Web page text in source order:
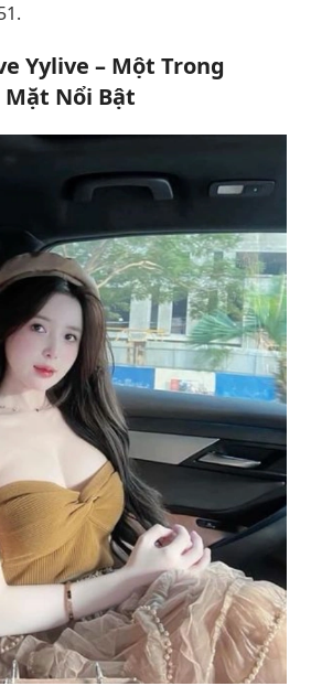
Yylive – Một Trong
Nổi Bật